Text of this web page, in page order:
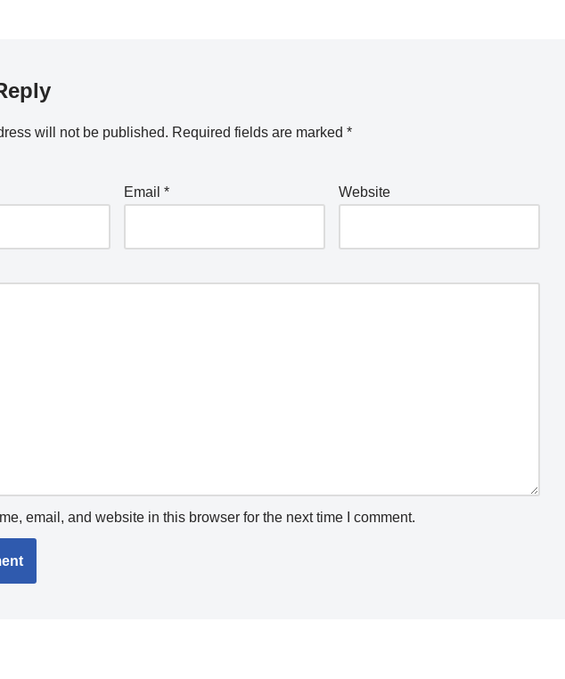
will not be published. Required fields are marked *
Email * Website
email, and website in this browser for the next time I comment.